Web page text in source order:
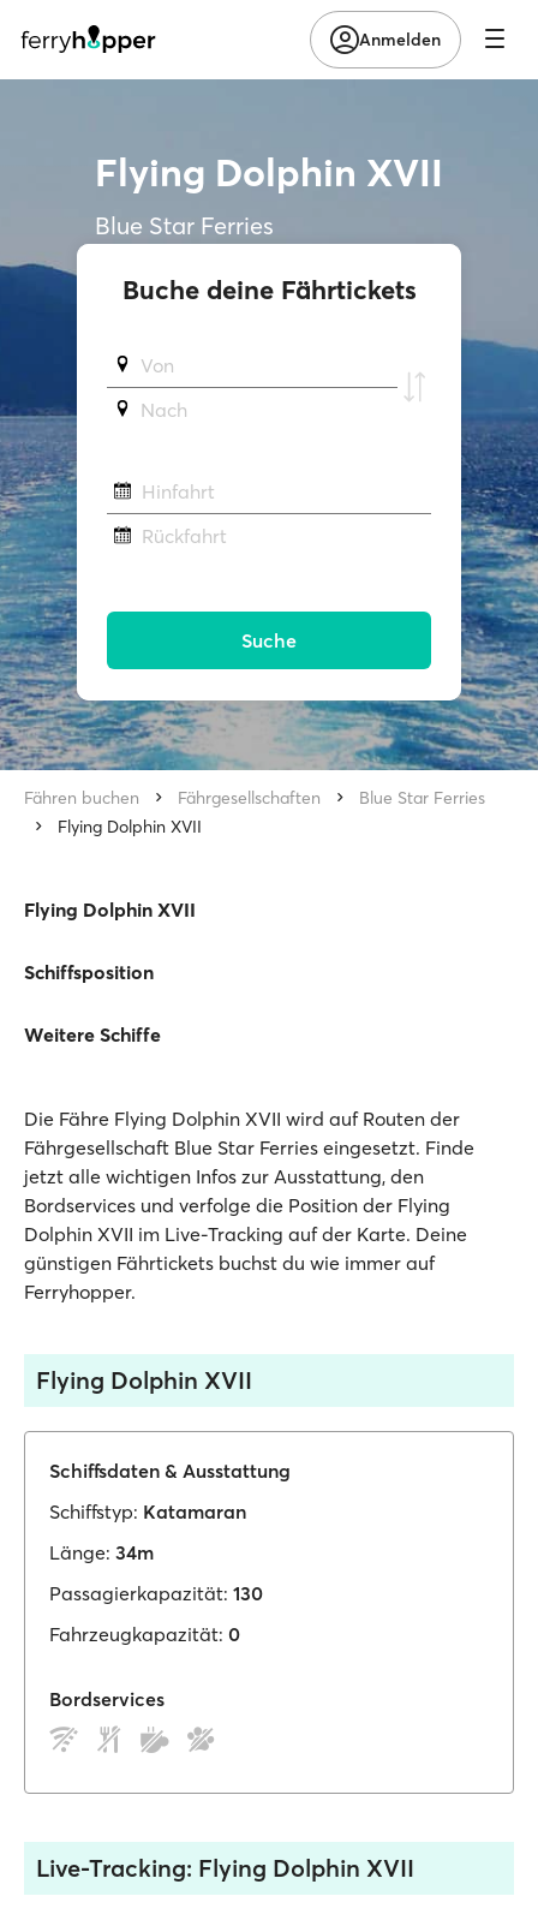
Anmelden
Flying Dolphin XVII
Blue Star Ferries
Buche deine Fährtickets
Von
Νach
Hinfahrt
Rückfahrt
Suche
Fähren buchen Fährgesellschaften
Blue Star Ferries
Flying Dolphin XVII
Flying Dolphin XVII
Schiffsposition
Weitere Schiffe
Die Fähre Flying Dolphin XVII wird auf Routen der
Fährgesellschaft Blue Star Ferries eingesetzt. Finde
jetzt alle wichtigen Infos zur Ausstattung, den
Bordservices und verfolge die Position der Flying
Dolphin XVII im Live-Tracking auf der Karte. Deine
günstigen Fährtickets buchst du wie immer auf
Ferryhopper.
Flying Dolphin XVII
Schiffsdaten & Ausstattung
Schiffstyp: Katamaran
Länge: 34m
Passagierkapazität: 130
Fahrzeugkapazität: 0
Bordservices
Live-Tracking: Flying Dolphin XVII